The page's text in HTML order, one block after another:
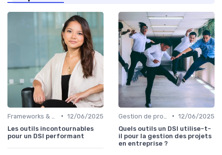
• 12/06/2025
Les outils incontournables
pour un DSI performant
• 12/06/2025
Quels outils un DSI utilise-t-
il pour la gestion des projets
en entreprise ?